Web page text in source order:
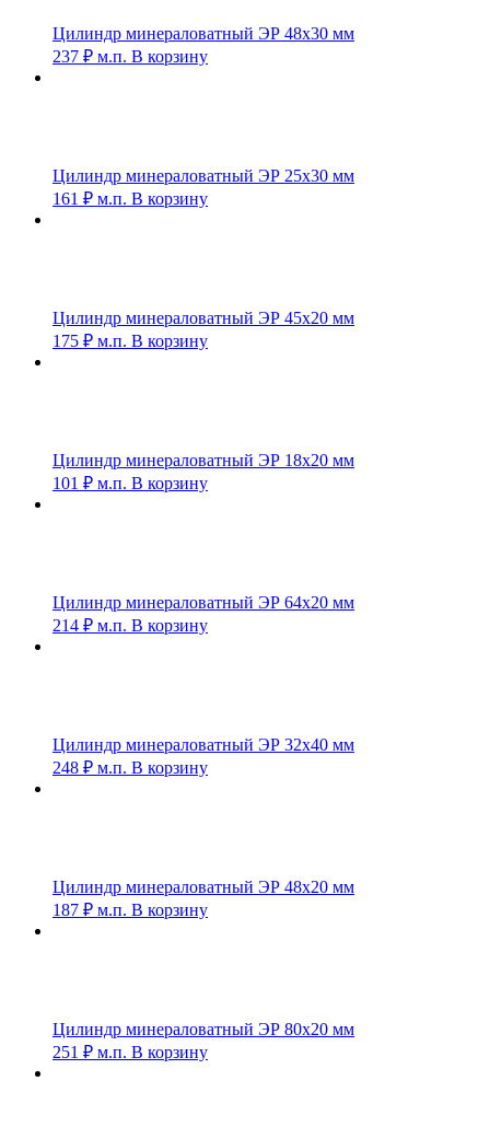
Цилиндр минераловатный ЭР 48х30 мм
237 ₽ м.п. В корзину
Цилиндр минераловатный ЭР 25х30 мм
161 ₽ м.п. В корзину
Цилиндр минераловатный ЭР 45х20 мм
175 ₽ м.п. В корзину
Цилиндр минераловатный ЭР 18х20 мм
101 ₽ м.п. В корзину
Цилиндр минераловатный ЭР 64х20 мм
214 ₽ м.п. В корзину
Цилиндр минераловатный ЭР 32х40 мм
248 ₽ м.п. В корзину
Цилиндр минераловатный ЭР 48х20 мм
187 ₽ м.п. В корзину
Цилиндр минераловатный ЭР 80х20 мм
251 ₽ м.п. В корзину